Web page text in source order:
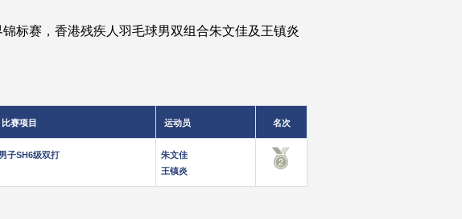
标赛，香港残疾人羽毛球男双组合朱文佳及王镇炎
比赛项目 运动员 名次
男子SH6级双打
朱文佳
王镇炎